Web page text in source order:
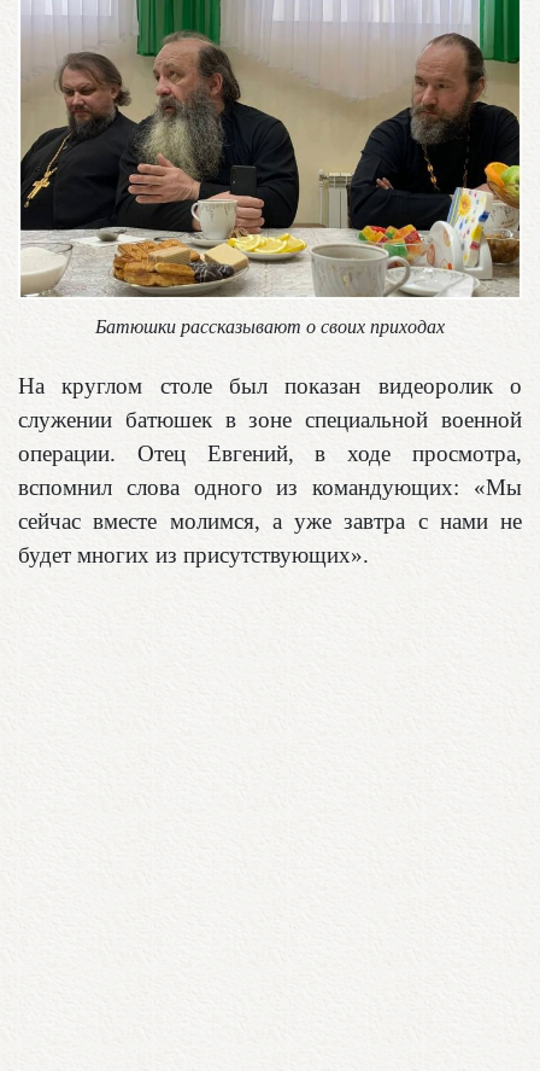
Батюшки рассказывают о своих приходах
На круглом столе был показан видеоролик о
служении батюшек в зоне специальной военной
операции. Отец Евгений, в ходе просмотра,
вспомнил слова одного из командующих: «Мы
сейчас вместе молимся, а уже завтра с нами не
будет многих из присутствующих».